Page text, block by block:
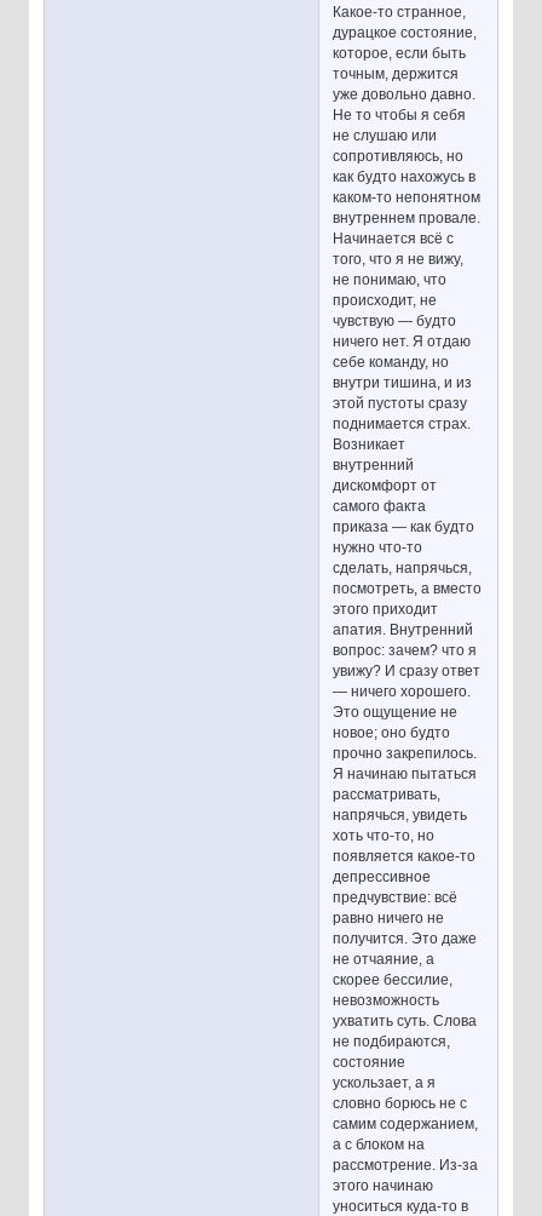
Какое-то странное,
дурацкое состояние,
которое, если быть
точным, держится
уже довольно давно.
Не то чтобы я себя
не слушаю или
сопротивляюсь, но
как будто нахожусь в
каком-то непонятном
внутреннем провале.
Начинается всё с
того, что я не вижу,
не понимаю, что
происходит, не
чувствую — будто
ничего нет. Я отдаю
себе команду, но
внутри тишина, и из
этой пустоты сразу
поднимается страх.
Возникает
внутренний
дискомфорт от
самого факта
приказа — как будто
нужно что-то
сделать, напрячься,
посмотреть, а вместо
этого приходит
апатия. Внутренний
вопрос: зачем? что я
увижу? И сразу ответ
— ничего хорошего.
Это ощущение не
новое; оно будто
прочно закрепилось.
Я начинаю пытаться
рассматривать,
напрячься, увидеть
хоть что-то, но
появляется какое-то
депрессивное
предчувствие: всё
равно ничего не
получится. Это даже
не отчаяние, а
скорее бессилие,
невозможность
ухватить суть. Слова
не подбираются,
состояние
ускользает, а я
словно борюсь не с
самим содержанием,
а с блоком на
рассмотрение. Из-за
этого начинаю
уноситься куда-то в